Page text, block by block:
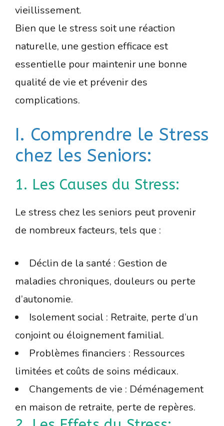
vieillissement.
Bien que le stress soit une réaction
naturelle, une gestion efficace est
essentielle pour maintenir une bonne
qualité de vie et prévenir des
complications.
I. Comprendre le Stress
chez les Seniors:
1. Les Causes du Stress:
Le stress chez les seniors peut provenir
de nombreux facteurs, tels que :
Déclin de la santé : Gestion de
maladies chroniques, douleurs ou perte
d’autonomie.
Isolement social : Retraite, perte d’un
conjoint ou éloignement familial.
Problèmes financiers : Ressources
limitées et coûts de soins médicaux.
Changements de vie : Déménagement
en maison de retraite, perte de repères.